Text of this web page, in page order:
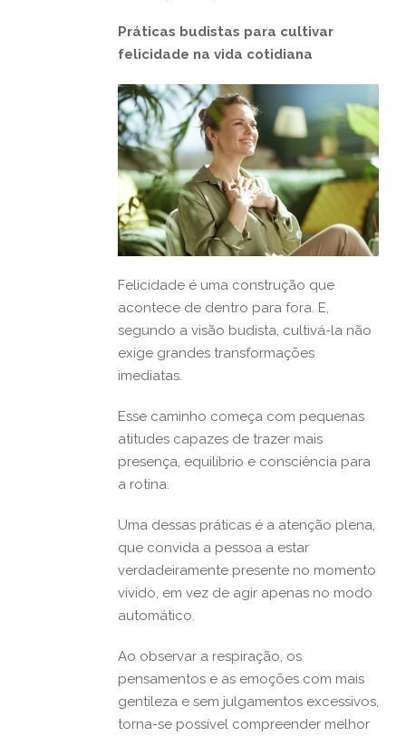
Práticas budistas para cultivar
felicidade na vida cotidiana
Felicidade é uma construção que
acontece de dentro para fora. E,
segundo a visão budista, cultivá-la não
exige grandes transformações
imediatas.
Esse caminho começa com pequenas
atitudes capazes de trazer mais
presença, equilíbrio e consciência para
a rotina.
Uma dessas práticas é a atenção plena,
que convida a pessoa a estar
verdadeiramente presente no momento
vivido, em vez de agir apenas no modo
automático.
Ao observar a respiração, os
pensamentos e as emoções com mais
gentileza e sem julgamentos excessivos,
torna-se possível compreender melhor